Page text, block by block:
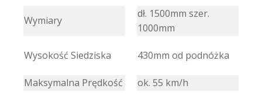
Wymiary
dł. 1500mm szer.
1000mm
Wysokość Siedziska 430mm od podnóżka
Maksymalna Prędkość ok. 55 km/h